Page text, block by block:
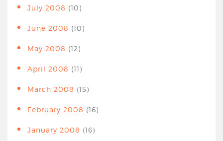
July 2008 (10)
June 2008 (10)
May 2008 (12)
April 2008 (11)
March 2008 (15)
February 2008 (16)
January 2008 (16)